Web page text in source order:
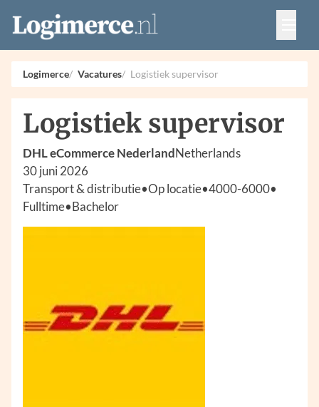
Vacatures
Events
Adverteren
Partners
Logimerce Vacatures Logistiek supervisor
Logistiek supervisor
DHL eCommerce NederlandNetherlands
30 juni 2026
Transport & distributie•Op locatie•4000-6000•
Fulltime•Bachelor